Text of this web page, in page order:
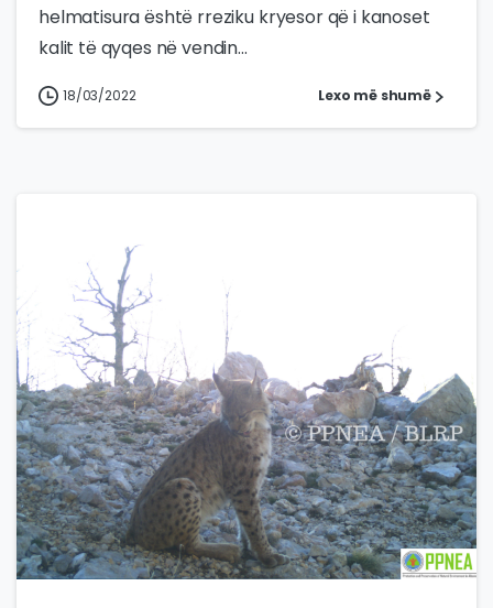
helmatisura është rreziku kryesor që i kanoset
kalit të qyqes në vendin...
18/03/2022 Lexo më shumë